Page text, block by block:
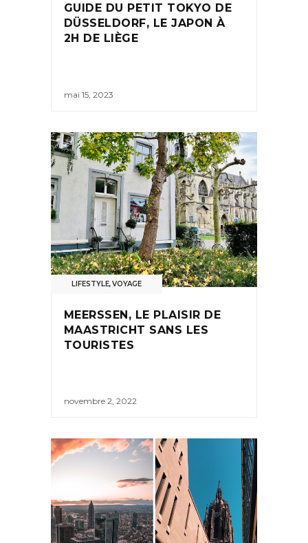
GUIDE DU PETIT TOKYO DE
DÜSSELDORF, LE JAPON À
2H DE LIÈGE
mai 15, 2023
LIFESTYLE,VOYAGE
MEERSSEN, LE PLAISIR DE
MAASTRICHT SANS LES
TOURISTES
novembre 2, 2022